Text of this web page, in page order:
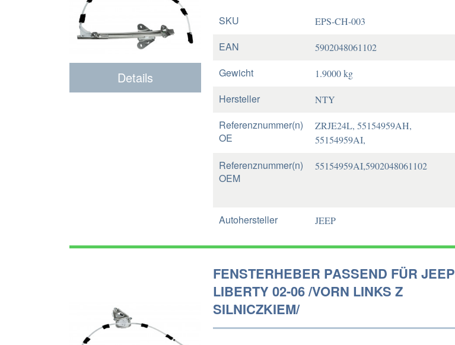
Details
SKU EPS-CH-003
EAN 5902048061102
Gewicht 1.9000 kg
Hersteller NTY
Referenznummer(n)
OE
ZRJE24L, 55154959AH,
55154959AI,
Referenznummer(n)
OEM
55154959AI,5902048061102
Autohersteller JEEP
FENSTERHEBER PASSEND FÜR JEEP
LIBERTY 02-06 /VORN LINKS Z
SILNICZKIEM/